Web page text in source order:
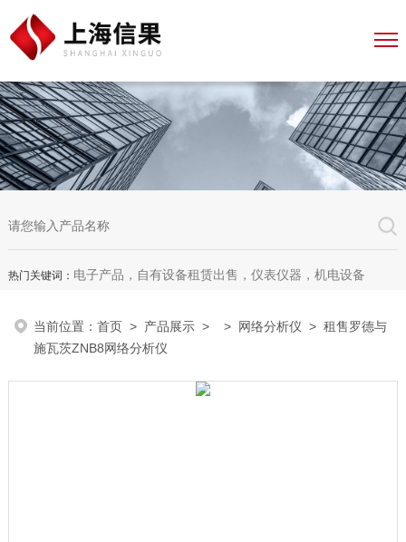
热门关键词： 电子产品，自有设备租赁出售，仪表仪器，机电设备
当前位置：首页 > 产品展示 > > 网络分析仪 > 租售罗德与
施瓦茨ZNB8网络分析仪